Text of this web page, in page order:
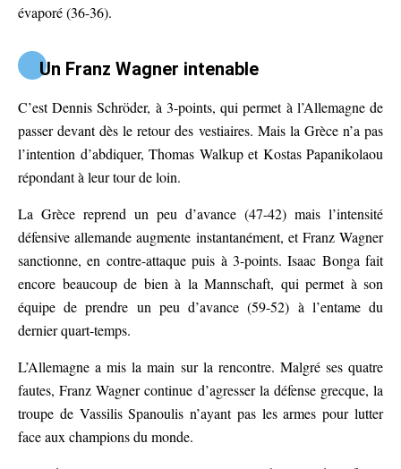
évaporé (36-36).
Un Franz Wagner intenable
C’est Dennis Schröder, à 3-points, qui permet à l’Allemagne de
passer devant dès le retour des vestiaires. Mais la Grèce n’a pas
l’intention d’abdiquer, Thomas Walkup et Kostas Papanikolaou
répondant à leur tour de loin.
La Grèce reprend un peu d’avance (47-42) mais l’intensité
défensive allemande augmente instantanément, et Franz Wagner
sanctionne, en contre-attaque puis à 3-points. Isaac Bonga fait
encore beaucoup de bien à la Mannschaft, qui permet à son
équipe de prendre un peu d’avance (59-52) à l’entame du
dernier quart-temps.
L’Allemagne a mis la main sur la rencontre. Malgré ses quatre
fautes, Franz Wagner continue d’agresser la défense grecque, la
troupe de Vassilis Spanoulis n’ayant pas les armes pour lutter
face aux champions du monde.